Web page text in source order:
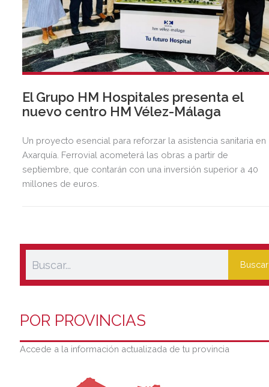
El Grupo HM Hospitales presenta el
nuevo centro HM Vélez-Málaga
Un proyecto esencial para reforzar la asistencia sanitaria en
Axarquía. Ferrovial acometerá las obras a partir de
septiembre, que contarán con una inversión superior a 40
millones de euros.
Buscar
POR PROVINCIAS
Accede a la información actualizada de tu provincia